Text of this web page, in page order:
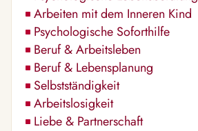
Arbeiten mit dem Inneren Kind
Psychologische Soforthilfe
Beruf & Arbeitsleben
Beruf & Lebensplanung
Selbstständigkeit
Arbeitslosigkeit
Liebe & Partnerschaft